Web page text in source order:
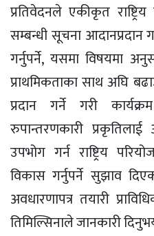
प्रतिवेदनले एकीकृत
सम्बन्धी सूचना आदानप्रदान
गर्नुपर्ने, यसमा विषयमा
प्राथमिकताका साथ अघि
प्रदान गर्ने गरी
रुपान्तरणकारी
उपभोग गर्न राष्ट्रिय
विकास गर्नुपर्ने सुझाव
अवधारणापत्र तयारी
तिमिल्सिनाले जानकारी